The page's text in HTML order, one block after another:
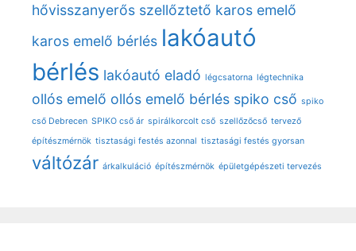
hővisszanyerős szellőztető karos emelő
karos emelő bérlés lakóautó
bérlés lakóautó eladó légcsatorna légtechnika
ollós emelő ollós emelő bérlés spiko cső spiko
cső Debrecen SPIKO cső ár spirálkorcolt cső szellőzőcső tervező
építészmérnök tisztasági festés azonnal tisztasági festés gyorsan
váltózár árkalkuláció építészmérnök épületgépészeti tervezés